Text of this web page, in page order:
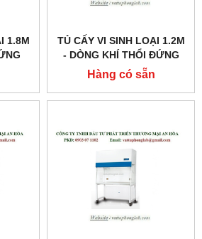
1.8M
TỦ CẤY VI SINH LOẠI 1.2M
- DÒNG KHÍ THỔI ĐỨNG
MODEL:AVC-4D1
Hàng có sẵn